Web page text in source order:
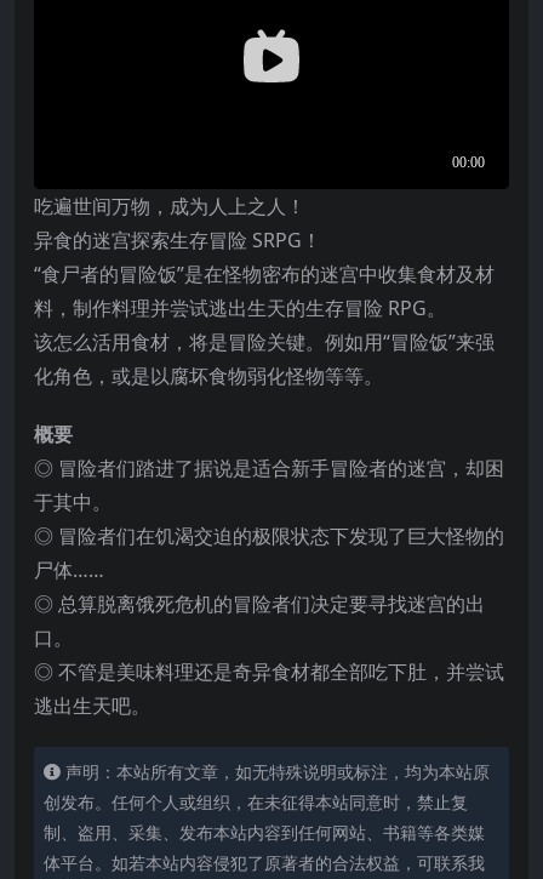
吃遍世间万物，成为人上之人！
异食的迷宫探索生存冒险 SRPG！
“食尸者的冒险饭”是在怪物密布的迷宫中收集食材及材
料，制作料理并尝试逃出生天的生存冒险 RPG。
该怎么活用食材，将是冒险关键。例如用“冒险饭”来强
化角色，或是以腐坏食物弱化怪物等等。
概要
◎ 冒险者们踏进了据说是适合新手冒险者的迷宫，却困
于其中。
◎ 冒险者们在饥渴交迫的极限状态下发现了巨大怪物的
尸体……
◎ 总算脱离饿死危机的冒险者们决定要寻找迷宫的出
口。
◎ 不管是美味料理还是奇异食材都全部吃下肚，并尝试
逃出生天吧。
声明：本站所有文章，如无特殊说明或标注，均为本站原
创发布。任何个人或组织，在未征得本站同意时，禁止复
制、盗用、采集、发布本站内容到任何网站、书籍等各类媒
体平台。如若本站内容侵犯了原著者的合法权益，可联系我